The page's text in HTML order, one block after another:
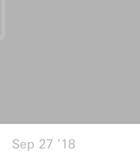
Sep 27 ’18